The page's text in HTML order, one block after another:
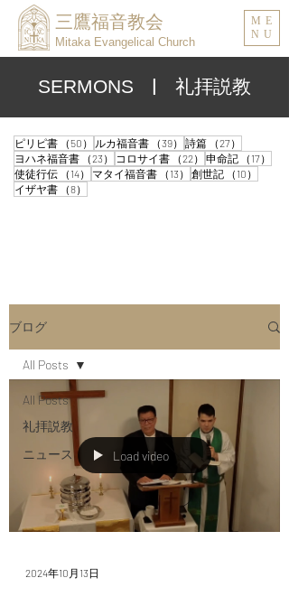
三鷹福音教会
Mitaka Evangelical Church
ME
NU
SERMONS | 礼拝説教
ピリピ書 （50） 50件の記事
ルカ福音書 （39） 39件の記事
詩篇 （27）
ヨハネ福音書
（23） 23件の記事
コロサイ書 （22） 22件の記事
申命記 （17）
使徒行伝
（14） 14件の記事
マタイ福音書 （13） 13件の記事
創世記 （10）
イザヤ書
（8）
ブログ
All Posts
礼拝説教
ニュース
All Posts
Load video
2024年10月13日